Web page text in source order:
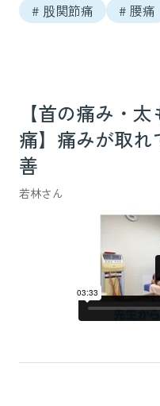
# 股関節痛
# 腰痛
【首の痛み・
痛】痛みが取
善
若林さん